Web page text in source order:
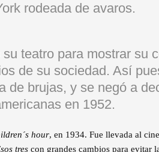
rodeada de avaros.
teatro para mostrar su
de su sociedad. Así
de brujas, y se negó a
en 1952.
hour, en 1934. Fue llevada al
tres con grandes cambios para evitar